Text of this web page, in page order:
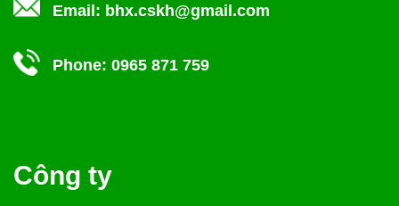
Email: bhx.cskh@gmail.com
Phone: 0965 871 759
Công ty